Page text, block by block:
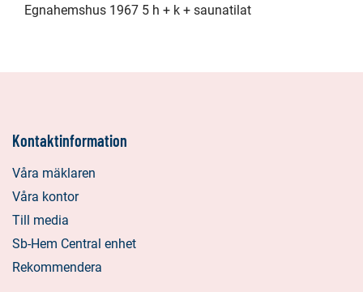
Egnahemshus 1967 5 h + k + saunatilat
Kontaktinformation
Våra mäklaren
Våra kontor
Till media
Sb-Hem Central enhet
Rekommendera